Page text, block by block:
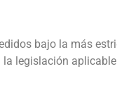
bajo la más
legislación